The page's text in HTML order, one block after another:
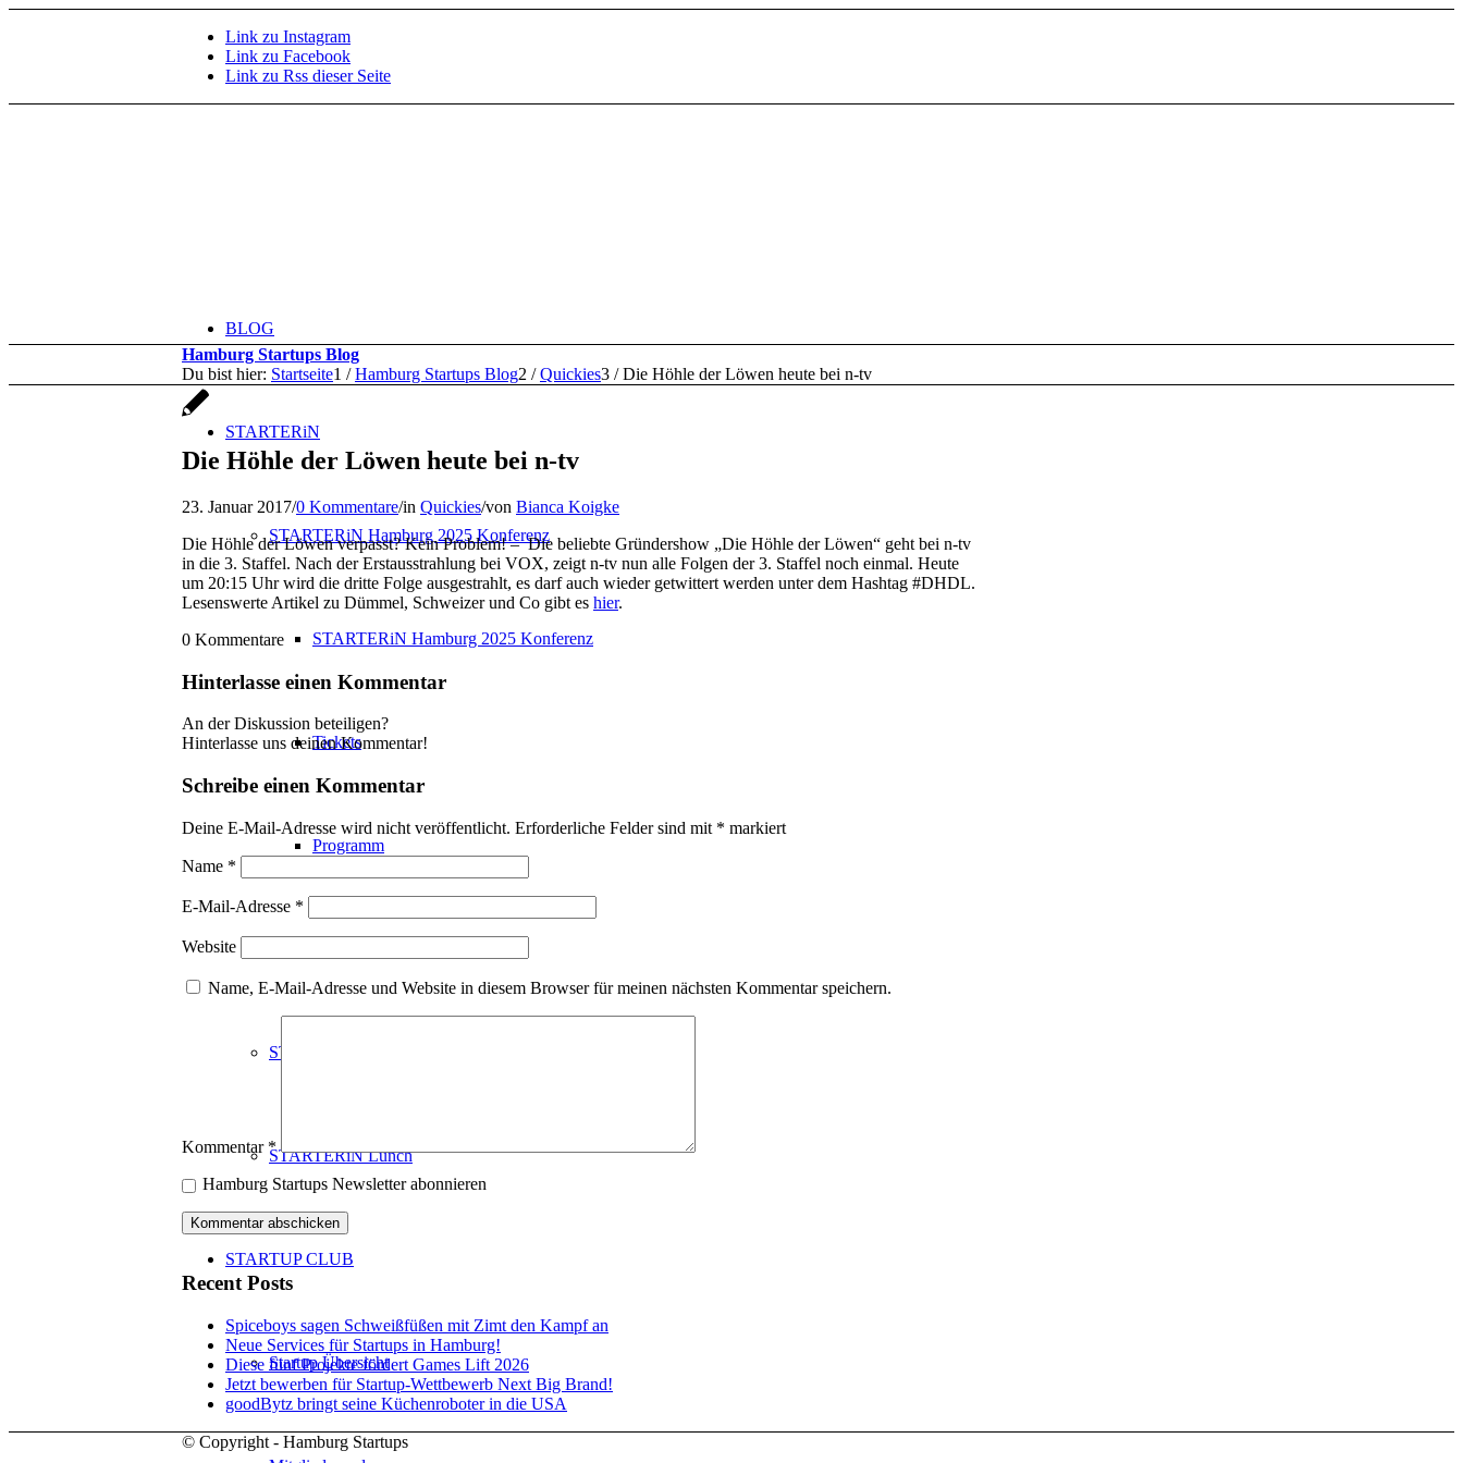
Link zu Instagram
Link zu Facebook
Link zu Rss dieser Seite
BLOG
STARTERiN
STARTERiN Hamburg 2025 Konferenz
STARTERiN Hamburg 2025 Konferenz
Tickets
Programm
STARTERiN Hamburg 2025 Award
STARTERiN Lunch
STARTUP CLUB
Startup Übersicht
Hamburg Startups Blog
Du bist hier: Startseite1 / Hamburg Startups Blog2 / Quickies3 / Die Höhle der Löwen heute bei n-tv
Die Höhle der Löwen heute bei n-tv
23. Januar 2017/0 Kommentare/in Quickies/von Bianca Koigke
Die Höhle der Löwen verpasst? Kein Problem! – Die beliebte Gründershow „Die Höhle der Löwen“ geht bei n-tv
in die 3. Staffel. Nach der Erstausstrahlung bei VOX, zeigt n-tv nun alle Folgen der 3. Staffel noch einmal. Heute
um 20:15 Uhr wird die dritte Folge ausgestrahlt, es darf auch wieder getwittert werden unter dem Hashtag #DHDL.
Lesenswerte Artikel zu Dümmel, Schweizer und Co gibt es hier.
0 Kommentare
Hinterlasse einen Kommentar
An der Diskussion beteiligen?
Hinterlasse uns deinen Kommentar!
Schreibe einen Kommentar
Deine E-Mail-Adresse wird nicht veröffentlicht. Erforderliche Felder sind mit * markiert
Name *
E-Mail-Adresse *
Website
Name, E-Mail-Adresse und Website in diesem Browser für meinen nächsten Kommentar speichern.
Kommentar *
Hamburg Startups Newsletter abonnieren
Recent Posts
Spiceboys sagen Schweißfüßen mit Zimt den Kampf an
Neue Services für Startups in Hamburg!
Diese fünf Projekte fördert Games Lift 2026
Jetzt bewerben für Startup-Wettbewerb Next Big Brand!
goodBytz bringt seine Küchenroboter in die USA
© Copyright - Hamburg Startups